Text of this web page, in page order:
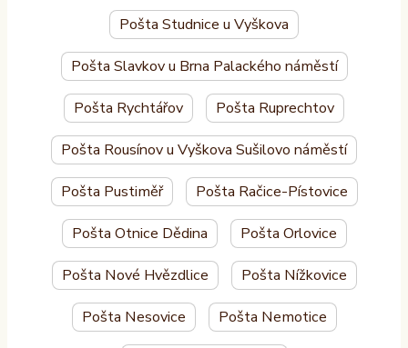
Pošta Studnice u Vyškova
Pošta Slavkov u Brna Palackého náměstí
Pošta Rychtářov Pošta Ruprechtov
Pošta Rousínov u Vyškova Sušilovo náměstí
Pošta Pustiměř Pošta Račice-Pístovice
Pošta Otnice Dědina Pošta Orlovice
Pošta Nové Hvězdlice Pošta Nížkovice
Pošta Nesovice Pošta Nemotice